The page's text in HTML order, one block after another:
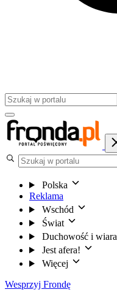
Polska
Reklama
Wschód
Świat
Duchowość i wiara
Jest afera!
Więcej
Wesprzyj Frondę